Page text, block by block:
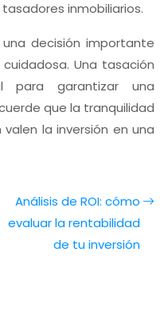
inmobiliarios.
decisión importante
Una tasación
para garantizar una
que la tranquilidad
la inversión en una
Análisis de ROI: cómo
evaluar la rentabilidad
de tu inversión